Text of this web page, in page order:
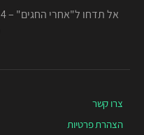
צרו קשר
הצהרת פרטיות